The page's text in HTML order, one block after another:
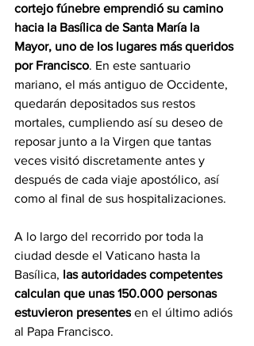
cortejo fúnebre emprendió su camino
hacia la Basílica de Santa María la
Mayor, uno de los lugares más queridos
por Francisco. En este santuario
mariano, el más antiguo de Occidente,
quedarán depositados sus restos
mortales, cumpliendo así su deseo de
reposar junto a la Virgen que tantas
veces visitó discretamente antes y
después de cada viaje apostólico, así
como al final de sus hospitalizaciones.
A lo largo del recorrido por toda la
ciudad desde el Vaticano hasta la
Basílica, las autoridades competentes
calculan que unas 150.000 personas
estuvieron presentes en el último adiós
al Papa Francisco.